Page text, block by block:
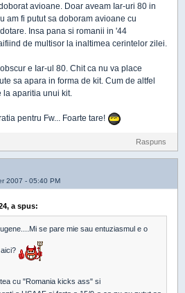
avioane. Doar aveam Iar-uri 80 in
am fi putut sa doboram avioane cu
Insa pana si romanii in '44
de multisor la inaltimea cerintelor zilei.
e Iar-ul 80. Chit ca nu va place
sa apara in forma de kit. Cum de altfel
aparitia unui kit.
pentru Fw... Foarte tare!
Raspuns
2007 - 05:40 PM
a spus:
se pare mie sau entuziasmul e o
cu "Romania kicks ass" si